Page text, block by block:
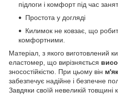
підлоги і комфорт під час
Простота у догляді
Килимок не ковзає, що
комфортними.
Матеріал, з якого виготовлений
еластомер, що вирізняється
зносостійкістю. При цьому він
забезпечує надійне і безпечне
Завдяки своїй невеликій товщині